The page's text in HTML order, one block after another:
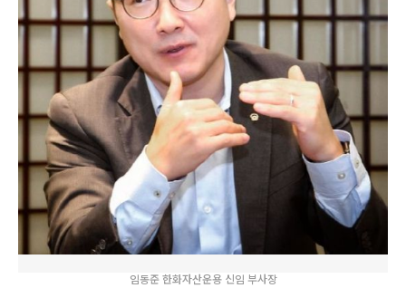
임동준 한화자산운용 신임 부사장